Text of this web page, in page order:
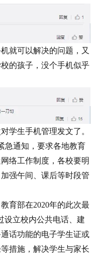
就可以解决的问题，又
的孩子，没个手机似乎
学生手机管理发文了。
急通知，要求各地教育
络工作制度，各校要明
强午间、课后等时段管
育部在2020年的此次最
设立校内公共电话、建
话功能的电子学生证或
措施，解决学生与家长